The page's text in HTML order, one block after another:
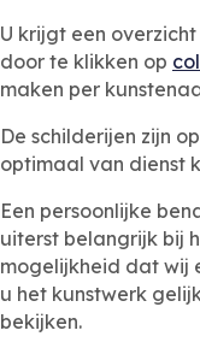
U krijgt een
door te klikken op
maken per
De schilderijen zijn op
optimaal van dienst
Een persoonlijke
uiterst belangrijk bij
mogelijkheid dat wij
u het kunstwerk
bekijken.